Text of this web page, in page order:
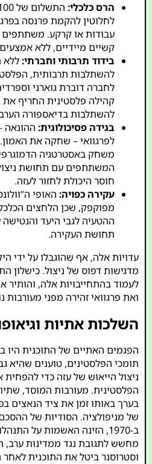
הרס כלכלי:
לחלוטין להקמת פרנסה
עבודות או קרקע.
קשיים מיידיים, ללא
בידוד תרבותי וחברתי:ללא
להשתלבות תרבותית,
לחברה דוברת גוארני
קהילה פלסטינית החריף את
להשתלבות בדיאספורה
בגידה פסיכולוגית: ההונאה
לפרגוואי – שחקה את
משחק באסטרטגיה
המשתתפים עם תחושת
חוסר היכולת לחזור לעזה.
עקירה כפויה: האופי
מפוקפק, שכן הלחצים
ההטעיה לגבי היעד
תחושת העקירה.
עדויות אלה, אף שהוגבלו על ידי
מדגישות דפוס של ניצול. כישלון
לעמוד בהתחייבויות אלה, והותיר
ואת פרגוואי זהירה מפני מעורבות
השלכות אתיות
הפגמים האתיים של התוכנית היו
תומכי הפלסטינים, טוענים שהיא
ניצול הייאוש של עזה כדי להפחית
הפלסטינית. מעורבות המוסד,
בערך באותו זמן את ציד הנאצים
של מניפולציה. הסודיות של
ב-1970, הזינה האשמות על
מחשש לתגובת נגד ממדינות ערב,
וסטרוסנר ביטל את התוכנית לאחר